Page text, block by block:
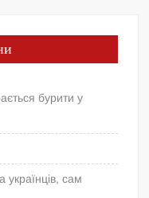
бурити у
українців, сам